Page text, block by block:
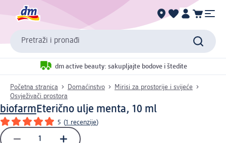
Pretraži i pronađi
dm active beauty: sakupljajte bodove i štedite
Početna stranica Domaćinstvo
Mirisi za prostorije i svijeće
Osvježivači prostora
biofarmEterično ulje menta, 10 ml
5 (1 recenzije)